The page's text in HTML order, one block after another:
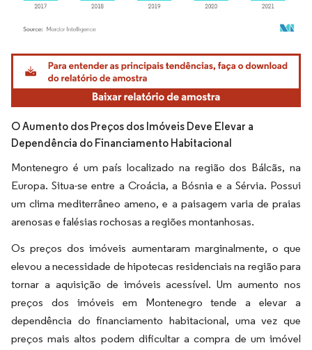
Imagem © Mordor Intelligence. O reuso requer atribuição conforme CC BY 4.0.
O Aumento dos Preços dos Imóveis Deve Elevar a
Dependência do Financiamento Habitacional
Montenegro é um país localizado na região dos Bálcãs, na
Europa. Situa-se entre a Croácia, a Bósnia e a Sérvia. Possui
um clima mediterrâneo ameno, e a paisagem varia de praias
arenosas e falésias rochosas a regiões montanhosas.
Os preços dos imóveis aumentaram marginalmente, o que
elevou a necessidade de hipotecas residenciais na região para
tornar a aquisição de imóveis acessível. Um aumento nos
preços dos imóveis em Montenegro tende a elevar a
dependência do financiamento habitacional, uma vez que
preços mais altos podem dificultar a compra de um imóvel